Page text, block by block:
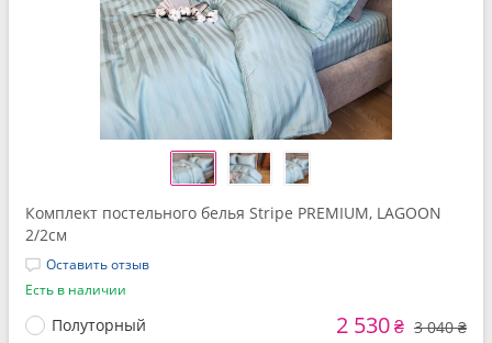
Комплект постельного белья Stripe PREMIUM, LAGOON
2/2см
Оставить отзыв
Есть в наличии
Полуторный 2 530₴ 3 040 ₴